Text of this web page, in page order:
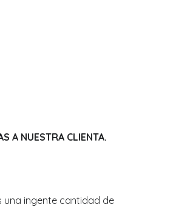
A NUESTRA CLIENTA.
una ingente cantidad de